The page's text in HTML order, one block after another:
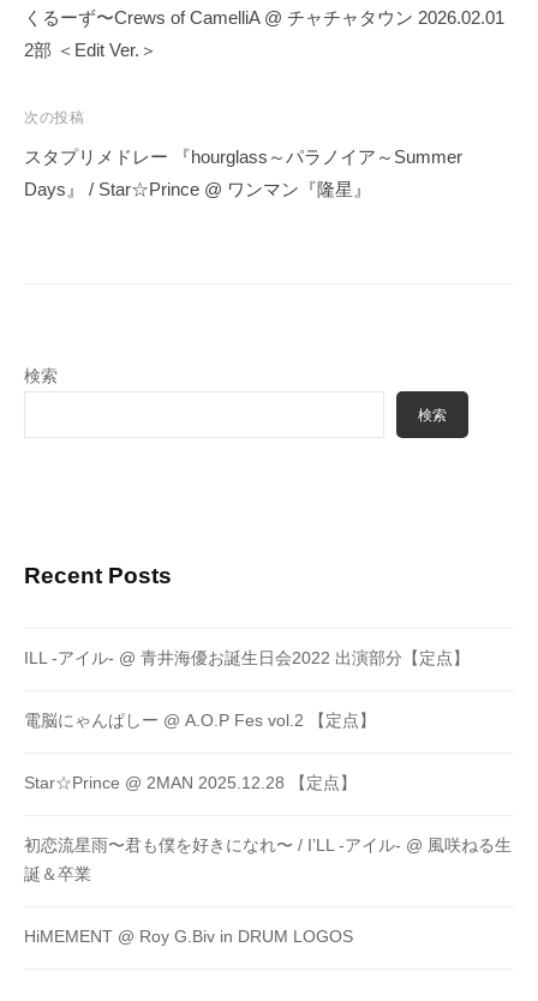
稿
ナ
ゲ
ー
シ
くるーず〜Crews of CamelliA @ チャチャタウン 2026.02.01
2部 ＜Edit Ver.＞
次の投稿
スタプリメドレー 『hourglass～パラノイア～Summer
Days』 / Star☆Prince @ ワンマン『隆星』
検索
検索
Recent Posts
ILL -アイル- @ 青井海優お誕生日会2022 出演部分【定点】
電脳にゃんぱしー @ A.O.P Fes vol.2 【定点】
Star☆Prince @ 2MAN 2025.12.28 【定点】
初恋流星雨〜君も僕を好きになれ〜 / I’LL -アイル- @ 風咲ねる生
誕＆卒業
HiMEMENT @ Roy G.Biv in DRUM LOGOS